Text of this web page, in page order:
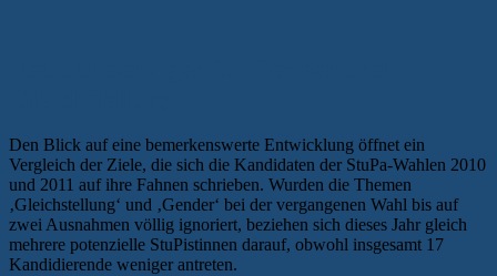
Den Blick auf eine bemerkenswerte Entwicklung öffnet ein
Vergleich der Ziele, die sich die Kandidaten der StuPa-Wahlen 2010
und 2011 auf ihre Fahnen schrieben. Wurden die Themen
‚Gleichstellung‘ und ‚Gender‘ bei der vergangenen Wahl bis auf
zwei Ausnahmen völlig ignoriert, beziehen sich dieses Jahr gleich
mehrere potenzielle StuPistinnen darauf, obwohl insgesamt 17
Kandidierende weniger antreten.